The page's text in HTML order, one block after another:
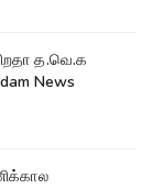
த.வெ.க
News